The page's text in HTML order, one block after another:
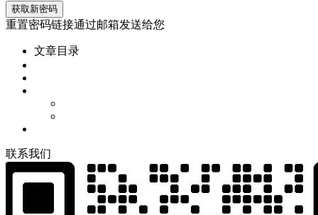
重置密码链接通过邮箱发送给您
文章目录
联系我们